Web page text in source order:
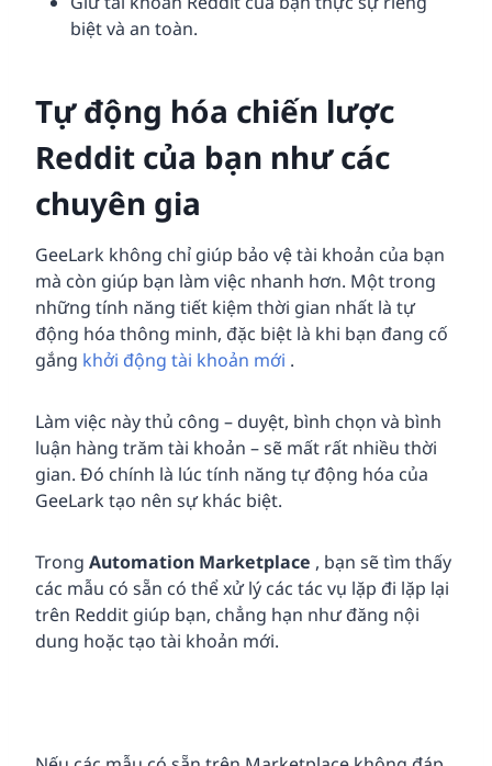
biệt và an toàn.
Tự động hóa chiến lược
Reddit của bạn như các
chuyên gia
GeeLark không chỉ giúp bảo vệ tài khoản của bạn
mà còn giúp bạn làm việc nhanh hơn. Một trong
những tính năng tiết kiệm thời gian nhất là tự
động hóa thông minh, đặc biệt là khi bạn đang cố
gắng khởi động tài khoản mới .
Làm việc này thủ công – duyệt, bình chọn và bình
luận hàng trăm tài khoản – sẽ mất rất nhiều thời
gian. Đó chính là lúc tính năng tự động hóa của
GeeLark tạo nên sự khác biệt.
Trong Automation Marketplace , bạn sẽ tìm thấy
các mẫu có sẵn có thể xử lý các tác vụ lặp đi lặp lại
trên Reddit giúp bạn, chẳng hạn như đăng nội
dung hoặc tạo tài khoản mới.